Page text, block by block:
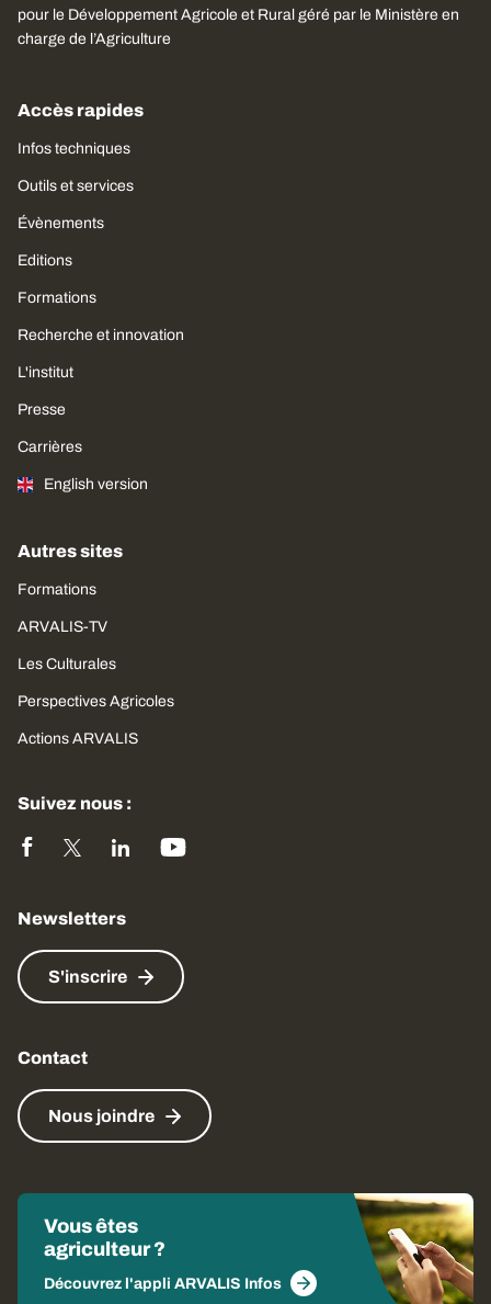
pour le Développement Agricole et Rural géré par le Ministère en
charge de l’Agriculture
Accès rapides
Infos techniques
Outils et services
Évènements
Editions
Formations
Recherche et innovation
L'institut
Presse
Carrières
English version
Autres sites
Formations
ARVALIS-TV
Les Culturales
Perspectives Agricoles
Actions ARVALIS
Suivez nous :
Newsletters
S'inscrire
Contact
Nous joindre
Vous êtes
agriculteur ?
Découvrez l'appli ARVALIS Infos